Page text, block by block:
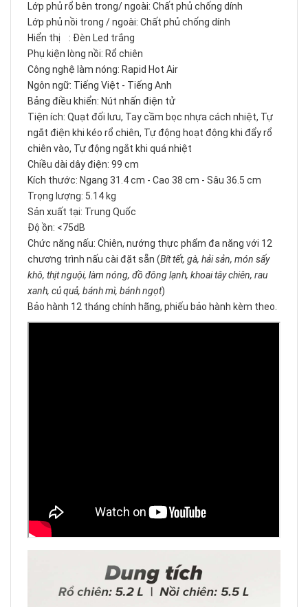
Lớp phủ rổ bên trong/ ngoài: Chất phủ chống dính
Lớp phủ nồi trong / ngoài: Chất phủ chống dính
Hiển thị : Đèn Led trắng
Phụ kiện lòng nồi: Rổ chiên
Công nghệ làm nóng: Rapid Hot Air
Ngôn ngữ: Tiếng Việt - Tiếng Anh
Bảng điều khiển: Nút nhấn điện tử
Tiện ích: Quạt đối lưu, Tay cầm bọc nhựa cách nhiệt, Tự
ngắt điện khi kéo rổ chiên, Tự động hoạt động khi đẩy rổ
chiên vào, Tự động ngắt khi quá nhiệt
Chiều dài dây điện: 99 cm
Kích thước: Ngang 31.4 cm - Cao 38 cm - Sâu 36.5 cm
Trọng lượng: 5.14 kg
Sản xuất tại: Trung Quốc
Độ ồn: <75dB
Chức năng nấu: Chiên, nướng thực phẩm đa năng với 12
chương trình nấu cài đặt sẵn (Bít tết, gà, hải sản, món sấy
khô, thịt nguội, làm nóng, đồ đông lạnh, khoai tây chiên, rau
xanh, củ quả, bánh mì, bánh ngọt)
Bảo hành 12 tháng chính hãng, phiếu bảo hành kèm theo.